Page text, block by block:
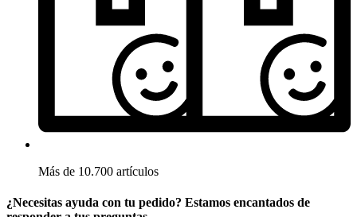
Más de 10.700 artículos
¿Necesitas ayuda con tu pedido? Estamos encantados de